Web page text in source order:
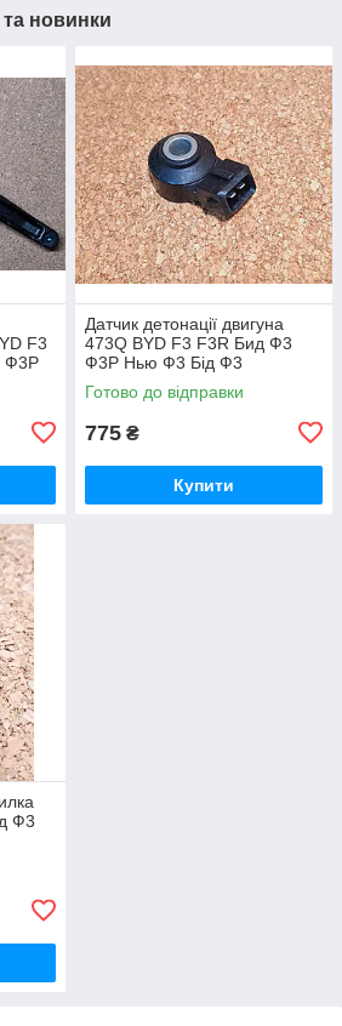
та новинки
F3
Ф3Р
Датчик детонації двигуна
473Q BYD F3 F3R Бид Ф3
Ф3Р Нью Ф3 Бід Ф3
Готово до відправки
775 ₴
Купити
Ф3